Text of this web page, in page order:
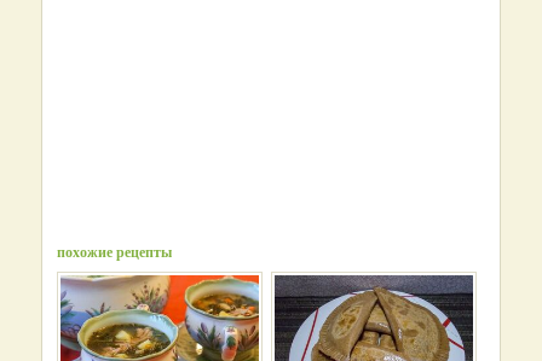
похожие рецепты